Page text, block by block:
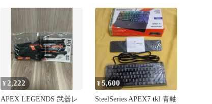
¥ 2,222
APEX LEGENDS 武器レ
¥5,600
SteelSeries APEX7 tkl 青軸